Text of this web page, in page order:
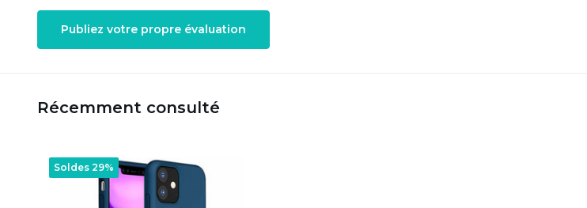
Publiez votre propre évaluation
Récemment consulté
Soldes 29%